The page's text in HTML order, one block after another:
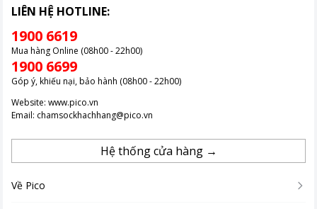
dùng. 3 cánh quạt với đường kính 20cm giúp làm mát nhanh
sảng khoái tức thì.
Hoạt động êm ái, tiết kiệm điện
Quạt hoạt động êm ái, không gây tiếng ồn khó chịu. Nhờ vậy,
mà không bị ảnh hưởng. Quạt BFT08SX còn có khả năng tiết
kiệm điện năng hiệu quả, giúp bạn giảm bớt chi phí sinh hoạt
LIÊN HỆ HOTLINE:
1900 6619
Mua hàng Online (08h00 - 22h00)
1900 6699
Góp ý, khiếu nại, bảo hành (08h00 - 22h00)
Website: www.pico.vn
Email: chamsockhachhang@pico.vn
Hệ thống cửa hàng →
Về Pico